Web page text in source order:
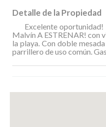
Detalle de la Propiedad
Excelente
Malvín A ESTRENAR! con
la playa. Con doble
parrillero de uso común.